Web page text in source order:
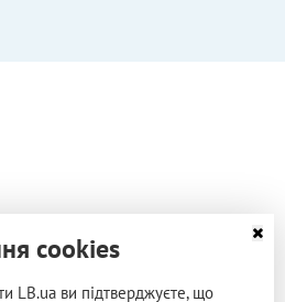
cookies
LB.ua ви підтверджуєте, що